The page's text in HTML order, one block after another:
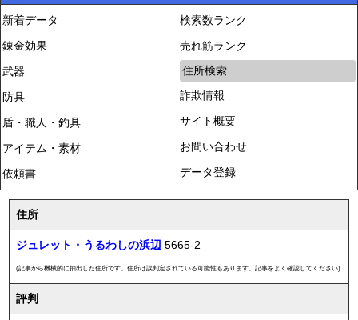
新着データ
錬金効果
武器
防具
盾・職人・釣具
アイテム・素材
依頼書
検索数ランク
売れ筋ランク
住所検索
詐欺情報
サイト概要
お問い合わせ
データ登録
住所
ジュレット・うるわしの浜辺 5665-2
(記事から機械的に抽出した住所です。住所は誤判定されている可能性もあります。記事をよく確認してください)
評判